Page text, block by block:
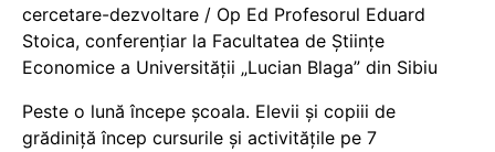
cercetare-dezvoltare / Op Ed Profesorul Eduard
Stoica, conferențiar la Facultatea de Științe
Economice a Universității „Lucian Blaga” din Sibiu
Peste o lună începe școala. Elevii și copiii de
grădiniță încep cursurile și activitățile pe 7